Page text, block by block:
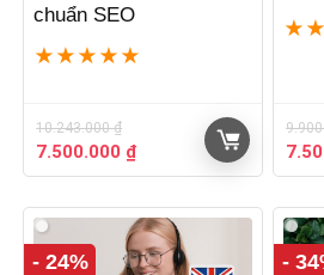
chuẩn SEO
★ ★ ★ ★ ★
10.243.000₫
Giá
gốc
10.243.000 ₫.
7.500.000 ₫Giá
hiện
là:
7.500.000 ₫.
★ ★
Giá
gốc
- 24% -